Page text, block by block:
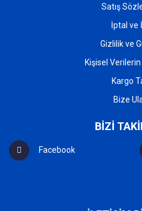
Satış
İptal ve
Gizlilik ve
Kişisel
Kargo
Bize
BİZİ
Facebook